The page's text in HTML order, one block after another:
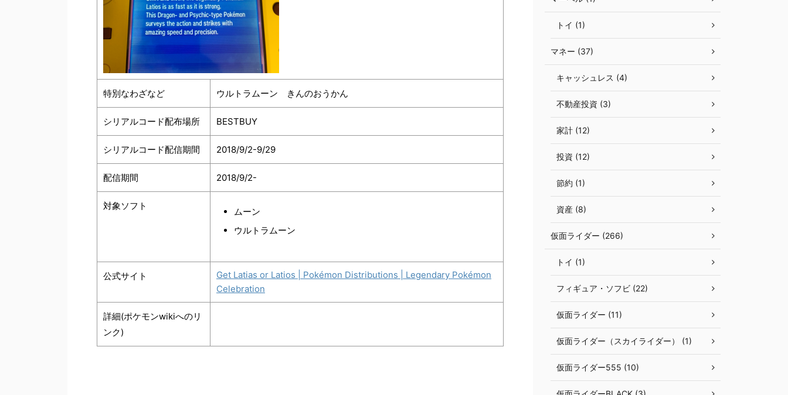
特別なわざなど ウルトラムーン きんのおうかん
シリアルコード配布場所 BESTBUY
シリアルコード配信期間 2018/9/2-9/29
配信期間 2018/9/2-
対象ソフト
ムーン
ウルトラムーン
公式サイト
Get Latias or Latios | Pokémon Distributions | Legendary Pokémon
Celebration
詳細(ポケモンwikiへのリ
ンク)
トイ (1)
マネー (37)
キャッシュレス (4)
不動産投資 (3)
家計 (12)
投資 (12)
節約 (1)
資産 (8)
仮面ライダー (266)
トイ (1)
フィギュア・ソフビ (22)
仮面ライダー (11)
仮面ライダー（スカイライダー） (1)
仮面ライダー555 (10)